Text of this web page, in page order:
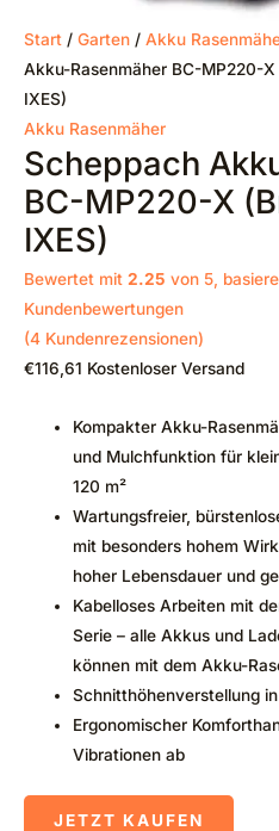
Start / Garten / Akku
Akku-Rasenmäher BC-MP220-
IXES)
Akku Rasenmäher
Scheppach
BC-MP220-X
IXES)
Bewertet mit 2.25 von 5,
Kundenbewertungen
(4 Kundenrezensionen)
€116,61 Kostenloser Versand
Kompakter Akku-
und Mulchfunktion für
120 m²
Wartungsfreier,
mit besonders hohem
hoher Lebensdauer und
Kabelloses Arbeiten mit
Serie – alle Akkus und
können mit dem Akku-
Schnitthöhenverstellung
Ergonomischer
Vibrationen ab
JETZT KAUFEN